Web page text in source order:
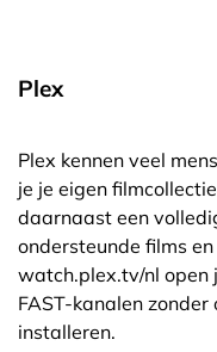
Plex
Plex kennen veel
je je eigen
daarnaast een
ondersteunde films
watch.plex.tv/nl open
FAST-kanalen
installeren.